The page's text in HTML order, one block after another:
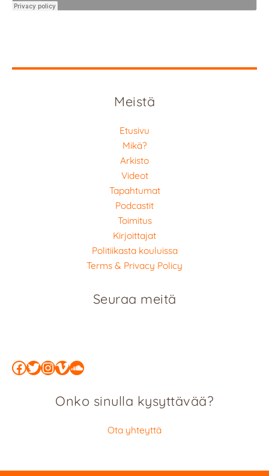
Meistä
Etusivu
Mikä?
Arkisto
Videot
Tapahtumat
Podcastit
Toimitus
Kirjoittajat
Politiikasta kouluissa
Terms & Privacy Policy
Seuraa meitä
Facebook
Twitter
Instagram
Vimeo
SoundCloud
Onko sinulla kysyttävää?
Ota yhteyttä